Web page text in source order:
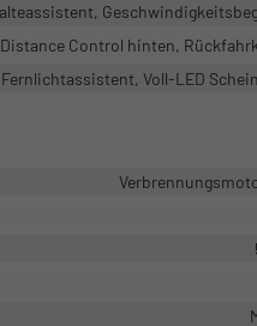
Control hinten,
Voll-LED